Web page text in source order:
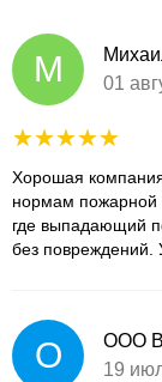
М
01
Хорошая
нормам пожарной
где выпадающий
без повреждений.
О
ООО
19